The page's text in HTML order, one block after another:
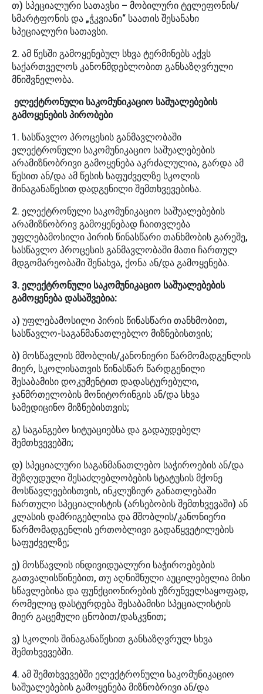
თ) სპეციალური სათავსი – მობილური ტელეფონის/
სმარტფონის და „ჭკვიანი“ საათის შესანახი
სპეციალური სათავსი.
2. ამ წესში გამოყენებულ სხვა ტერმინებს აქვს
საქართველოს კანონმდებლობით განსაზღვრული
მნიშვნელობა.
ელექტრონული საკომუნიკაციო საშუალებების
გამოყენების პირობები
1. სასწავლო პროცესის განმავლობაში
ელექტრონული საკომუნიკაციო საშუალებების
არამიზნობრივი გამოყენება აკრძალულია, გარდა ამ
წესით ან/და ამ წესის საფუძველზე სკოლის
შინაგანაწესით დადგენილი შემთხვევებისა.
2. ელექტრონული საკომუნიკაციო საშუალებების
არამიზნობრივ გამოყენებად ჩაითვლება
უფლებამოსილი პირის წინასწარი თანხმობის გარეშე,
სასწავლო პროცესის განმავლობაში მათი ჩართულ
მდგომარეობაში შენახვა, ქონა ან/და გამოყენება.
3. ელექტრონული საკომუნიკაციო საშუალებების
გამოყენება დასაშვებია:
ა) უფლებამოსილი პირის წინასწარი თანხმობით,
სასწავლო-საგანმანათლებლო მიზნებისთვის;
ბ) მოსწავლის მშობლის/კანონიერი წარმომადგენლის
მიერ, სკოლისათვის წინასწარ წარდგენილი
შესაბამისი დოკუმენტით დადასტურებული,
ჯანმრთელობის მონიტორინგის ან/და სხვა
სამედიცინო მიზნებისთვის;
გ) საგანგებო სიტუაციებსა და გადაუდებელ
შემთხვევებში;
დ) სპეციალური საგანმანათლებო საჭიროების ან/და
შეზღუდული შესაძლებლობების სტატუსის მქონე
მოსწავლეებისთვის, ინკლუზიურ განათლებაში
ჩართული სპეციალისტის (არსებობის შემთხვევაში) ან
კლასის დამრიგებლისა და მშობლის/კანონიერი
წარმომადგენლის ერთობლივი გადაწყვეტილების
საფუძველზე;
ე) მოსწავლის ინდივიდუალური საჭიროებების
გათვალისწინებით, თუ აღნიშნული აუცილებელია მისი
სწავლებისა და ფუნქციონირების უზრუნველსაყოფად,
რომელიც დასტურდება შესაბამისი სპეციალისტის
მიერ გაცემული ცნობით/დასკვნით;
ვ) სკოლის შინაგანაწესით განსაზღვრულ სხვა
შემთხვევებში.
4. ამ შემთხვევებში ელექტრონული საკომუნიკაციო
საშუალებების გამოყენება მიზნობრივი ან/და